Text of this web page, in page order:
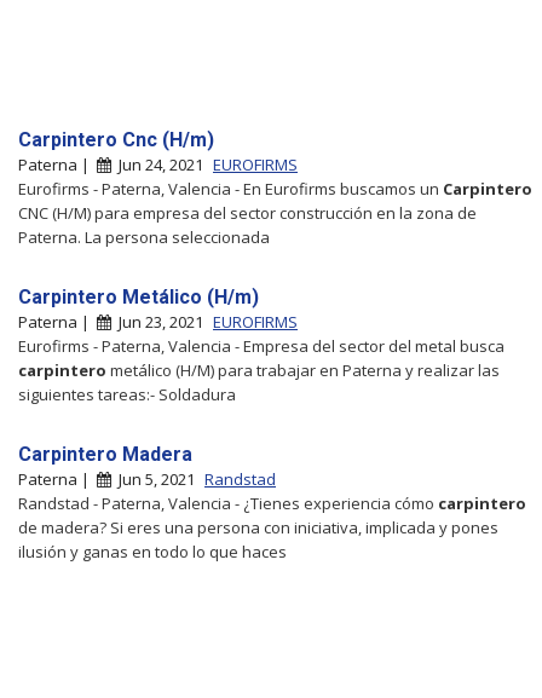
Carpintero Cnc (H/m)
Paterna | Jun 24, 2021 EUROFIRMS
Eurofirms - Paterna, Valencia - En Eurofirms buscamos un Carpintero
CNC (H/M) para empresa del sector construcción en la zona de
Paterna. La persona seleccionada
Carpintero Metálico (H/m)
Paterna | Jun 23, 2021 EUROFIRMS
Eurofirms - Paterna, Valencia - Empresa del sector del metal busca
carpintero metálico (H/M) para trabajar en Paterna y realizar las
siguientes tareas:- Soldadura
Carpintero Madera
Paterna | Jun 5, 2021 Randstad
Randstad - Paterna, Valencia - ¿Tienes experiencia cómo carpintero
de madera? Si eres una persona con iniciativa, implicada y pones
ilusión y ganas en todo lo que haces